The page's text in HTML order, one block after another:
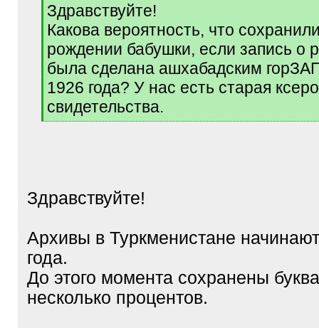
[
q
Здравствуйте!
Какова вероятность, что
рождении бабушки, если запись о
была сделана ашхабадским
1926 года? У нас есть старая
свидетельства.
[
Здравствуйте!
Архивы в Туркменистане
года.
До этого момента сохранены
несколько процентов.